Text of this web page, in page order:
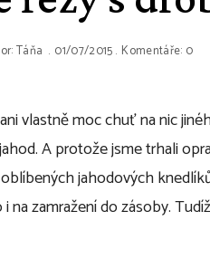
Táňa 01/07/2015 Komentáře: 0
vlastně moc chuť na nic
A protože jsme trhali
jahodových
zamražení do zásoby.